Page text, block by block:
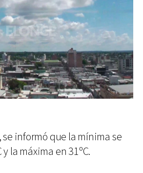
se informó que la mínima se
la máxima en 31ºC.